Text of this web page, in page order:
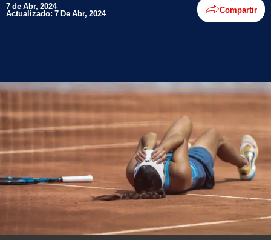
7 de Abr, 2024
Actualizado: 7 De Abr, 2024 Compartir